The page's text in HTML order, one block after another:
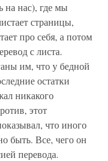
на нас), где мы
страницы,
про себя, а потом
с листа.
им, что у бедной
остатки
никакого
этот
что иного
быть. Все, чего он
перевода.